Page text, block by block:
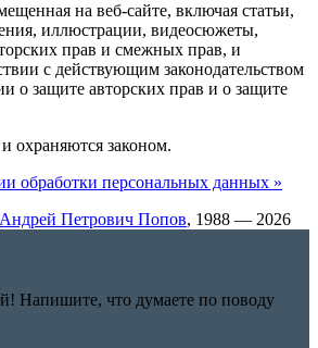
на веб-сайте, включая статьи,
иллюстрации, видеосюжеты,
прав и смежных прав, и
с действующим законодательством
о защите авторских прав и о защите
охраняются законом.
обработки персональных данных »
Андрей Петрович Попов, 1988 — 2026
Напишите, что думаете по поводу